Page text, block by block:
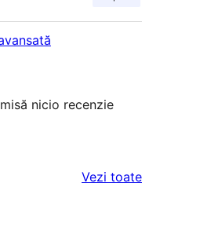
nicio recenzie
Vezi toaterecenziile